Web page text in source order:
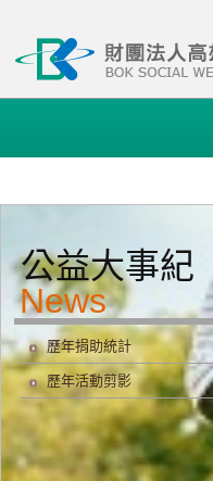
公益大事紀
歷年捐助統計
歷年活動剪影